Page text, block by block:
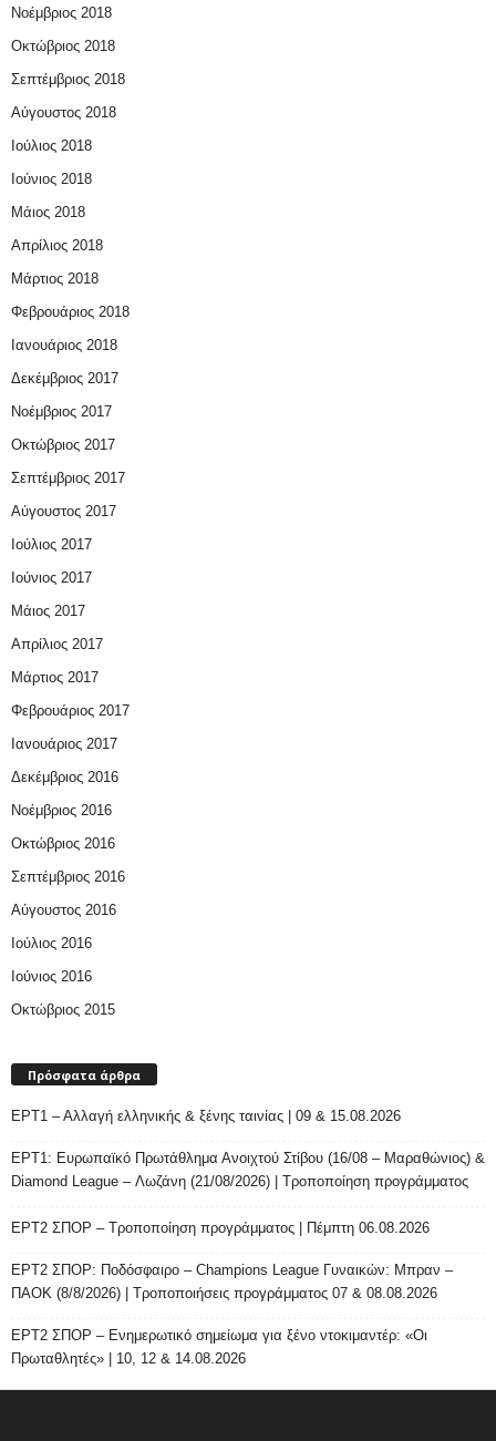
Νοέμβριος 2018
Οκτώβριος 2018
Σεπτέμβριος 2018
Αύγουστος 2018
Ιούλιος 2018
Ιούνιος 2018
Μάιος 2018
Απρίλιος 2018
Μάρτιος 2018
Φεβρουάριος 2018
Ιανουάριος 2018
Δεκέμβριος 2017
Νοέμβριος 2017
Οκτώβριος 2017
Σεπτέμβριος 2017
Αύγουστος 2017
Ιούλιος 2017
Ιούνιος 2017
Μάιος 2017
Απρίλιος 2017
Μάρτιος 2017
Φεβρουάριος 2017
Ιανουάριος 2017
Δεκέμβριος 2016
Νοέμβριος 2016
Οκτώβριος 2016
Σεπτέμβριος 2016
Αύγουστος 2016
Ιούλιος 2016
Ιούνιος 2016
Οκτώβριος 2015
Πρόσφατα άρθρα
ΕΡΤ1 – Αλλαγή ελληνικής & ξένης ταινίας | 09 & 15.08.2026
ΕΡΤ1: Ευρωπαϊκό Πρωτάθλημα Ανοιχτού Στίβου (16/08 – Μαραθώνιος) &
Diamond League – Λωζάνη (21/08/2026) | Τροποποίηση προγράμματος
ΕΡΤ2 ΣΠΟΡ – Τροποποίηση προγράμματος | Πέμπτη 06.08.2026
ΕΡΤ2 ΣΠΟΡ: Ποδόσφαιρο – Champions League Γυναικών: Μπραν –
ΠΑΟΚ (8/8/2026) | Τροποποιήσεις προγράμματος 07 & 08.08.2026
ΕΡΤ2 ΣΠΟΡ – Ενημερωτικό σημείωμα για ξένο ντοκιμαντέρ: «Οι
Πρωταθλητές» | 10, 12 & 14.08.2026